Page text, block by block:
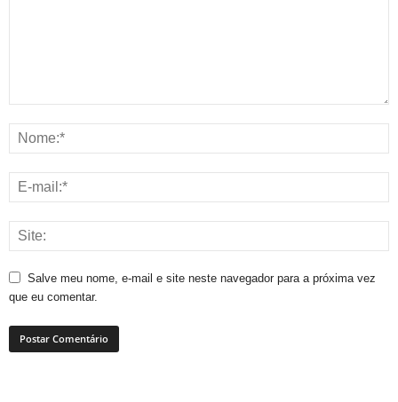
Salve meu nome, e-mail e site neste navegador para a próxima vez
que eu comentar.